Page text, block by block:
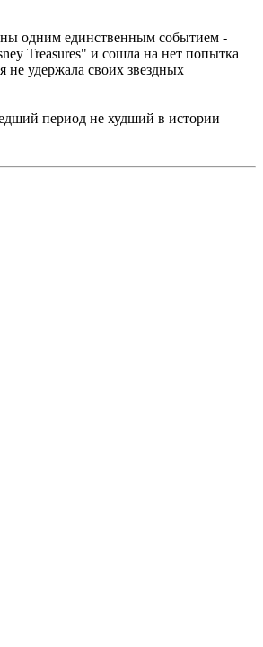
одним единственным событием -
Treasures" и сошла на нет попытка
удержала своих звездных
период не худший в истории